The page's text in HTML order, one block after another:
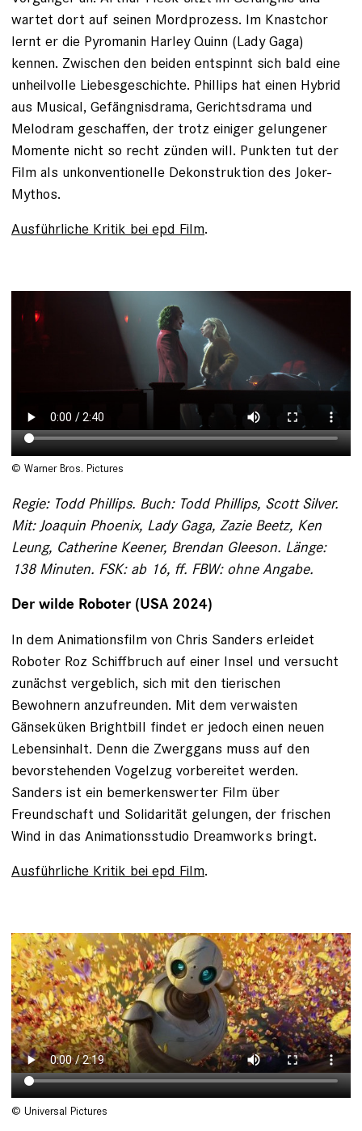
wartet dort auf seinen Mordprozess. Im Knastchor
lernt er die Pyromanin Harley Quinn (Lady Gaga)
kennen. Zwischen den beiden entspinnt sich bald eine
unheilvolle Liebesgeschichte. Phillips hat einen Hybrid
aus Musical, Gefängnisdrama, Gerichtsdrama und
Melodram geschaffen, der trotz einiger gelungener
Momente nicht so recht zünden will. Punkten tut der
Film als unkonventionelle Dekonstruktion des Joker-
Mythos.
Ausführliche Kritik bei epd Film.
© Warner Bros. Pictures
Regie: Todd Phillips. Buch: Todd Phillips, Scott Silver.
Mit: Joaquin Phoenix, Lady Gaga, Zazie Beetz, Ken
Leung, Catherine Keener, Brendan Gleeson. Länge:
138 Minuten. FSK: ab 16, ff. FBW: ohne Angabe.
Der wilde Roboter (USA 2024)
In dem Animationsfilm von Chris Sanders erleidet
Roboter Roz Schiffbruch auf einer Insel und versucht
zunächst vergeblich, sich mit den tierischen
Bewohnern anzufreunden. Mit dem verwaisten
Gänseküken Brightbill findet er jedoch einen neuen
Lebensinhalt. Denn die Zwerggans muss auf den
bevorstehenden Vogelzug vorbereitet werden.
Sanders ist ein bemerkenswerter Film über
Freundschaft und Solidarität gelungen, der frischen
Wind in das Animationsstudio Dreamworks bringt.
Ausführliche Kritik bei epd Film.
© Universal Pictures